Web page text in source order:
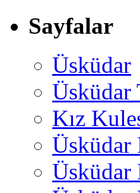
Sayfalar
Üsküdar
Üsküdar
Kız
Üsküdar
Üsküdar